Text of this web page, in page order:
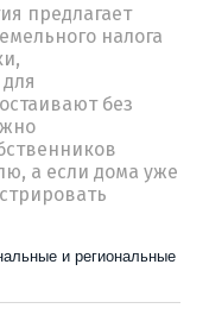
предлагает
налога
без
а если дома уже
и региональные